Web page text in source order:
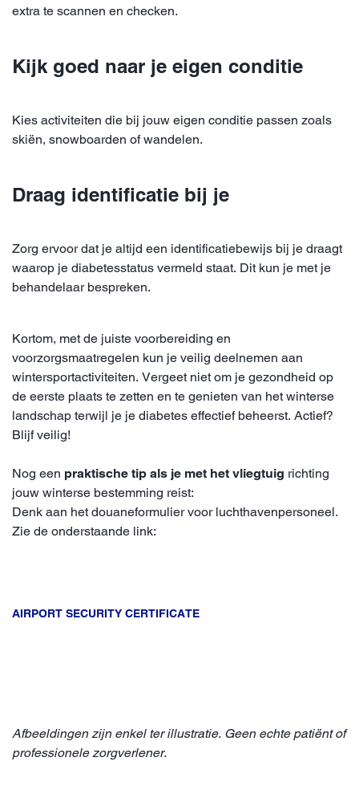
extra te scannen en checken.
Kijk goed naar je eigen conditie
Kies activiteiten die bij jouw eigen conditie passen zoals
skiën, snowboarden of wandelen.
Draag identificatie bij je
Zorg ervoor dat je altijd een identificatiebewijs bij je draagt
waarop je diabetesstatus vermeld staat. Dit kun je met je
behandelaar bespreken.
Kortom, met de juiste voorbereiding en
voorzorgsmaatregelen kun je veilig deelnemen aan
wintersportactiviteiten. Vergeet niet om je gezondheid op
de eerste plaats te zetten en te genieten van het winterse
landschap terwijl je je diabetes effectief beheerst. Actief?
Blijf veilig!
Nog een praktische tip als je met het vliegtuig richting
jouw winterse bestemming reist:
Denk aan het douaneformulier voor luchthavenpersoneel.
Zie de onderstaande link:
AIRPORT SECURITY CERTIFICATE
Afbeeldingen zijn enkel ter illustratie. Geen echte patiënt of
professionele zorgverlener.